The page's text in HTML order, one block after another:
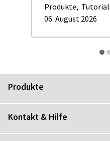
Produkte,
06. August 2026
Produkte
Kontakt & Hilfe